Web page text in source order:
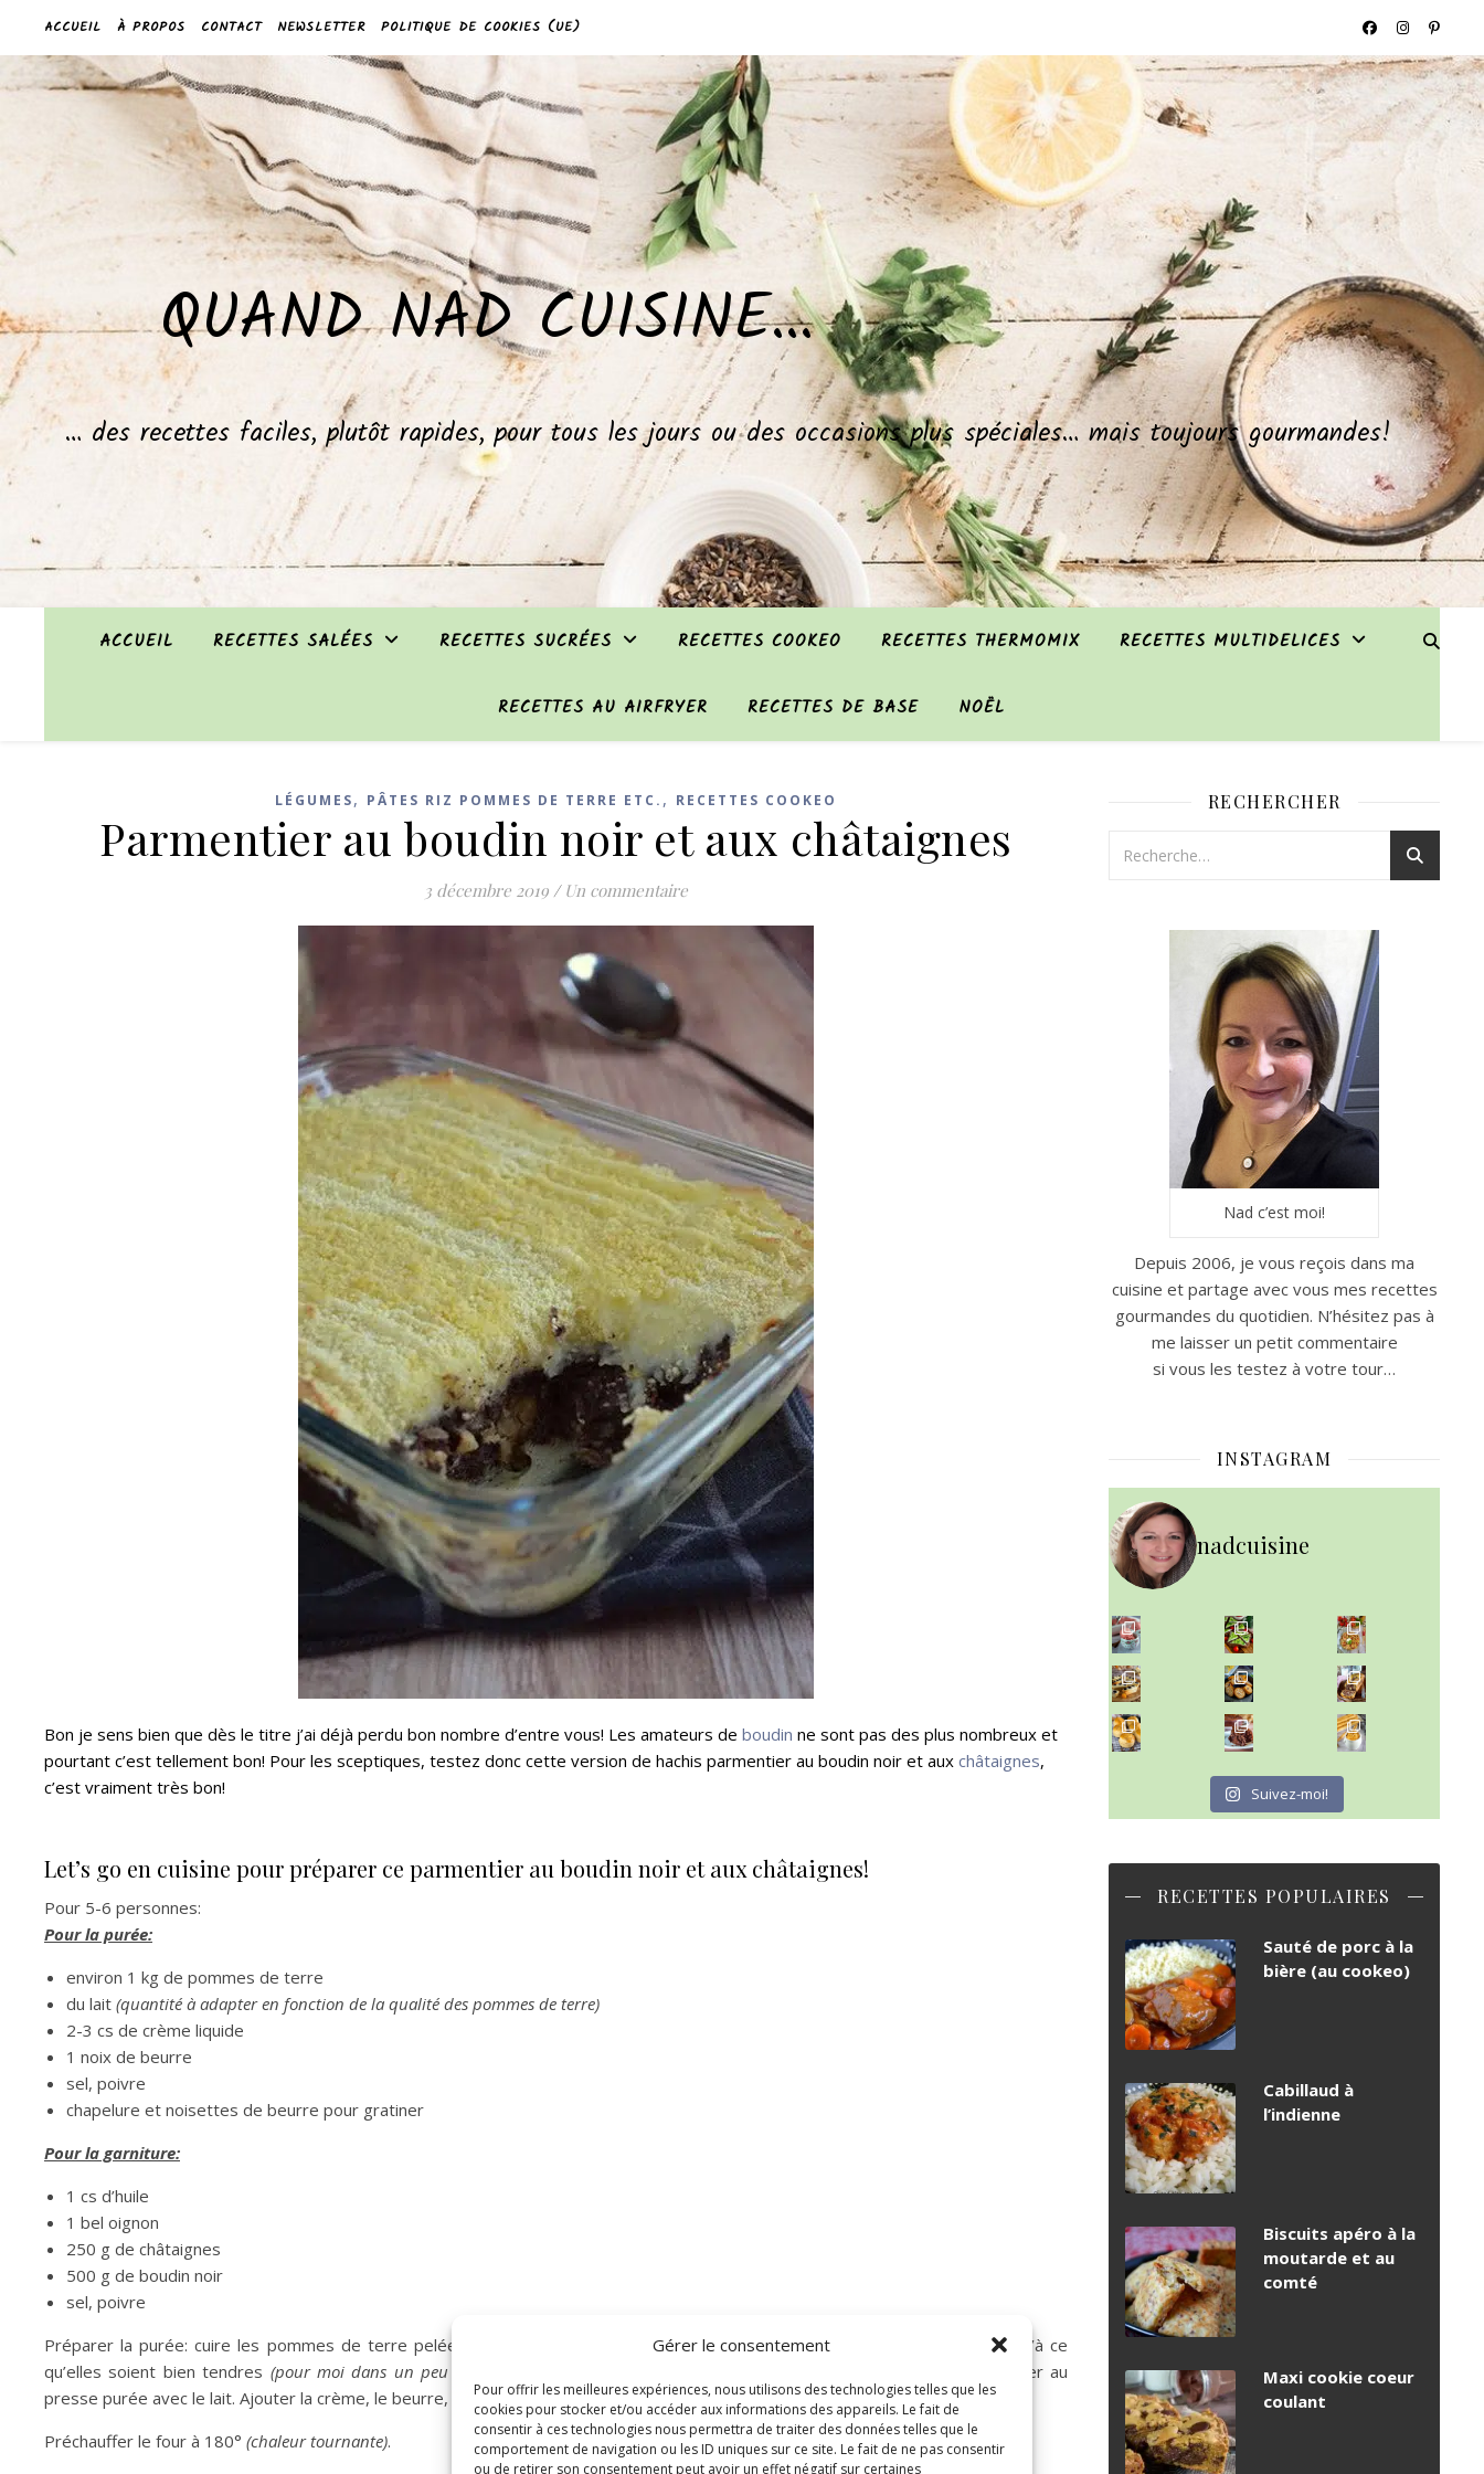
Gérer le consentement
Pour offrir les meilleures expériences, nous utilisons des technologies telles que les
cookies pour stocker et/ou accéder aux informations des appareils. Le fait de
consentir à ces technologies nous permettra de traiter des données telles que le
comportement de navigation ou les ID uniques sur ce site. Le fait de ne pas consentir
ou de retirer son consentement peut avoir un effet négatif sur certaines
ACCUEIL À PROPOS CONTACT NEWSLETTER POLITIQUE DE COOKIES (UE)
QUAND NAD CUISINE…
… des recettes faciles, plutôt rapides, pour tous les jours ou des occasions plus spéciales… mais toujours gourmandes!
ACCUEIL RECETTES SALÉES RECETTES SUCRÉES RECETTES COOKEO RECETTES THERMOMIX RECETTES MULTIDELICES
RECETTES AU AIRFRYER RECETTES DE BASE NOËL
LÉGUMES, PÂTES RIZ POMMES DE TERRE ETC. , RECETTES COOKEO
Parmentier au boudin noir et aux châtaignes
3 décembre 2019 / Un commentaire
Bon je sens bien que dès le titre j’ai déjà perdu bon nombre d’entre vous! Les amateurs de boudin ne sont pas des plus nombreux et
pourtant c’est tellement bon! Pour les sceptiques, testez donc cette version de hachis parmentier au boudin noir et aux châtaignes,
c’est vraiment très bon!
Let’s go en cuisine pour préparer ce parmentier au boudin noir et aux châtaignes!
Pour 5-6 personnes:
Pour la purée:
environ 1 kg de pommes de terre
du lait (quantité à adapter en fonction de la qualité des pommes de terre)
2-3 cs de crème liquide
1 noix de beurre
sel, poivre
chapelure et noisettes de beurre pour gratiner
Pour la garniture:
1 cs d’huile
1 bel oignon
250 g de châtaignes
500 g de boudin noir
sel, poivre
Préparer la purée: cuire les pommes de terre pelée et coupées en rondelles épaisses dans une casserole d’eau salée jusqu’à ce
qu’elles soient bien tendres (pour moi dans un peu d’eau salée au cookeo pendant 10 min sous pression)
. Égoutter puis écraser au
presse purée avec le lait. Ajouter la crème, le beurre, rectifier assaisonnement et bien mélanger.
Préchauffer le four à 180° (chaleur tournante).
RECHERCHER
Nad c’est moi!
Depuis 2006, je vous reçois dans ma
cuisine et partage avec vous mes recettes
gourmandes du quotidien. N’hésitez pas à
me laisser un petit commentaire
si vous les testez à votre tour…
INSTAGRAM
nadcuisine
~ NICE CREAM À LA FRAISE ~
Presque un mois que
~ SALADE DE PÂTES AUX DEUX TOMATES THON ET BURRA
~ FINANCIERS MYRTILLES ET CITRON ~
Aujourd'hu
~ BUNS MAISON ~
Un peu de boulange par ici au
~ GÂTEAU FONDANT CHOCO NOISETTE ~
C'est lundi
Suivez-moi!
RECETTES POPULAIRES
Sauté de porc à la
bière (au cookeo)
Cabillaud à
l’indienne
Biscuits apéro à la
moutarde et au
comté
Maxi cookie coeur
coulant